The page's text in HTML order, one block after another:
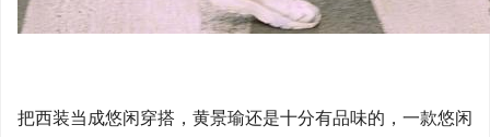
把西装当成悠闲穿搭，黄景瑜还是十分有品味的，一款悠闲